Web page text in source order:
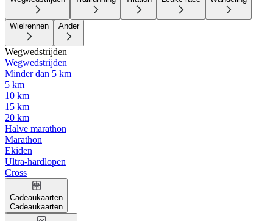
Wielrennen Ander
Wegwedstrijden
Wegwedstrijden
Minder dan 5 km
5 km
10 km
15 km
20 km
Halve marathon
Marathon
Ekiden
Ultra-hardlopen
Cross
Cadeaukaarten
Cadeaukaarten